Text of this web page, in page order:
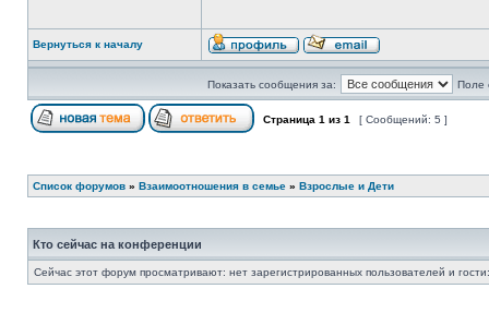
Вернуться к началу
Показать сообщения за: Поле
Страница 1 из 1 [ Сообщений: 5 ]
Список форумов » Взаимоотношения в семье » Взрослые и Дети
Кто сейчас на конференции
Сейчас этот форум просматривают: нет зарегистрированных пользователей и